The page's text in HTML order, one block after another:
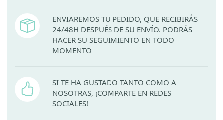
ENVIAREMOS TU PEDIDO, QUE RECIBIRÁS
24/48H DESPUÉS DE SU ENVÍO. PODRÁS
HACER SU SEGUIMIENTO EN TODO
MOMENTO
SI TE HA GUSTADO TANTO COMO A
NOSOTRAS, ¡COMPARTE EN REDES
SOCIALES!